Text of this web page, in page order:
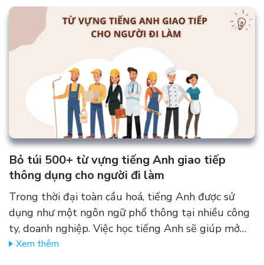
Bỏ túi 500+ từ vựng tiếng Anh giao tiếp
thông dụng cho người đi làm
Trong thời đại toàn cầu hoá, tiếng Anh được sử
dụng như một ngôn ngữ phổ thông tại nhiều công
ty, doanh nghiệp. Việc học tiếng Anh sẽ giúp mở…
Xem thêm